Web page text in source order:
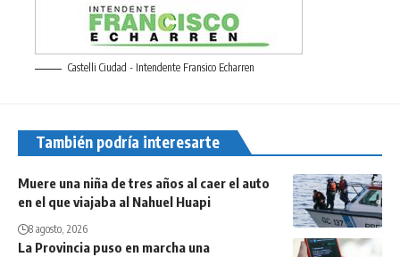
Castelli Ciudad - Intendente Fransico Echarren
También podría interesarte
Muere una niña de tres años al caer el auto
en el que viajaba al Nahuel Huapi
8 agosto, 2026
La Provincia puso en marcha una